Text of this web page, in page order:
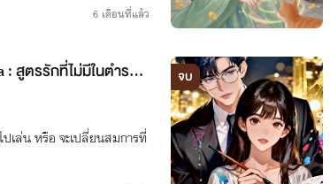
6 เดือนที่แล้ว
สูตรรักที่ไม่มีในตำราเค
ปเล่น หรือ จะเปลี่ยนสมการที่
จบ